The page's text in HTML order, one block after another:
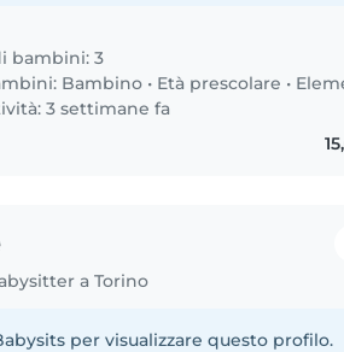
bambini: 3
Bambino • Età prescolare •
3 settimane fa
a Torino
per visualizzare questo profilo.